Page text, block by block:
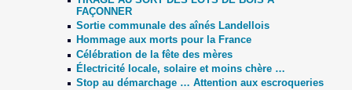
FAÇONNER
Sortie communale des aînés Landellois
Hommage aux morts pour la France
Célébration de la fête des mères
Électricité locale, solaire et moins chère …
Stop au démarchage … Attention aux escroqueries